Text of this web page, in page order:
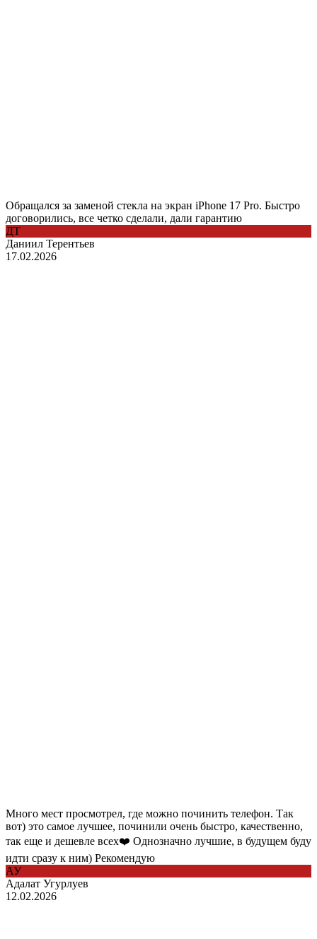
Обращался за заменой стекла на экран iPhone 17 Pro. Быстро
договорились, все четко сделали, дали гарантию
ДТ
Даниил Терентьев
17.02.2026
Много мест просмотрел, где можно починить телефон. Так
вот) это самое лучшее, починили очень быстро, качественно,
так еще и дешевле всех❤️ Однозначно лучшие, в будущем буду
идти сразу к ним) Рекомендую
АУ
Адалат Угурлуев
12.02.2026